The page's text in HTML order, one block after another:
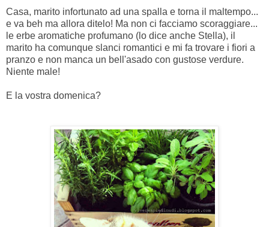
Casa, marito infortunato ad una spalla e torna il maltempo...
e va beh ma allora ditelo! Ma non ci facciamo scoraggiare...
le erbe aromatiche profumano (lo dice anche Stella), il
marito ha comunque slanci romantici e mi fa trovare i fiori a
pranzo e non manca un bell'asado con gustose verdure.
Niente male!
E la vostra domenica?